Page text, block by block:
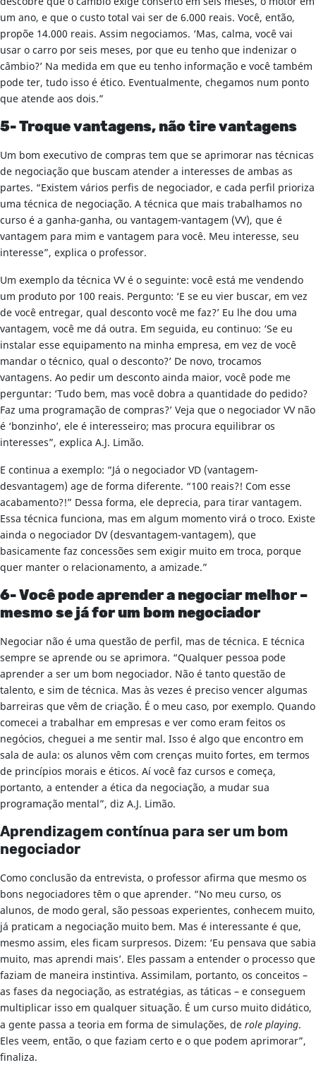
um ano, e que o custo total vai ser de 6.000 reais. Você, então,
propõe 14.000 reais. Assim negociamos. ‘Mas, calma, você vai
usar o carro por seis meses, por que eu tenho que indenizar o
câmbio?’ Na medida em que eu tenho informação e você também
pode ter, tudo isso é ético. Eventualmente, chegamos num ponto
que atende aos dois.”
5- Troque vantagens, não tire vantagens
Um bom executivo de compras tem que se aprimorar nas técnicas
de negociação que buscam atender a interesses de ambas as
partes. “Existem vários perfis de negociador, e cada perfil prioriza
uma técnica de negociação. A técnica que mais trabalhamos no
curso é a ganha-ganha, ou vantagem-vantagem (VV), que é
vantagem para mim e vantagem para você. Meu interesse, seu
interesse”, explica o professor.
Um exemplo da técnica VV é o seguinte: você está me vendendo
um produto por 100 reais. Pergunto: ‘E se eu vier buscar, em vez
de você entregar, qual desconto você me faz?’ Eu lhe dou uma
vantagem, você me dá outra. Em seguida, eu continuo: ‘Se eu
instalar esse equipamento na minha empresa, em vez de você
mandar o técnico, qual o desconto?’ De novo, trocamos
vantagens. Ao pedir um desconto ainda maior, você pode me
perguntar: ‘Tudo bem, mas você dobra a quantidade do pedido?
Faz uma programação de compras?’ Veja que o negociador VV não
é ‘bonzinho’, ele é interesseiro; mas procura equilibrar os
interesses”, explica A.J. Limão.
E continua a exemplo: “Já o negociador VD (vantagem-
desvantagem) age de forma diferente. “100 reais?! Com esse
acabamento?!” Dessa forma, ele deprecia, para tirar vantagem.
Essa técnica funciona, mas em algum momento virá o troco. Existe
ainda o negociador DV (desvantagem-vantagem), que
basicamente faz concessões sem exigir muito em troca, porque
quer manter o relacionamento, a amizade.”
6- Você pode aprender a negociar melhor –
mesmo se já for um bom negociador
Negociar não é uma questão de perfil, mas de técnica. E técnica
sempre se aprende ou se aprimora. “Qualquer pessoa pode
aprender a ser um bom negociador. Não é tanto questão de
talento, e sim de técnica. Mas às vezes é preciso vencer algumas
barreiras que vêm de criação. É o meu caso, por exemplo. Quando
comecei a trabalhar em empresas e ver como eram feitos os
negócios, cheguei a me sentir mal. Isso é algo que encontro em
sala de aula: os alunos vêm com crenças muito fortes, em termos
de princípios morais e éticos. Aí você faz cursos e começa,
portanto, a entender a ética da negociação, a mudar sua
programação mental”, diz A.J. Limão.
Aprendizagem contínua para ser um bom
negociador
Como conclusão da entrevista, o professor afirma que mesmo os
bons negociadores têm o que aprender. “No meu curso, os
alunos, de modo geral, são pessoas experientes, conhecem muito,
já praticam a negociação muito bem. Mas é interessante é que,
mesmo assim, eles ficam surpresos. Dizem: ‘Eu pensava que sabia
muito, mas aprendi mais’. Eles passam a entender o processo que
faziam de maneira instintiva. Assimilam, portanto, os conceitos –
as fases da negociação, as estratégias, as táticas – e conseguem
multiplicar isso em qualquer situação. É um curso muito didático,
a gente passa a teoria em forma de simulações, de role playing.
Eles veem, então, o que faziam certo e o que podem aprimorar”,
finaliza.